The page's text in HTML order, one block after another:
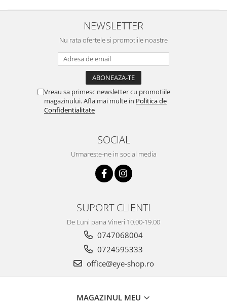
NEWSLETTER
Nu rata ofertele si promotiile noastre
Vreau sa primesc newsletter cu promotiile
magazinului. Afla mai multe in Politica de
Confidentialitate
SOCIAL
Urmareste-ne in social media
SUPORT CLIENTI
De Luni pana Vineri 10.00-19.00
0747068004
0724595333
office@eye-shop.ro
MAGAZINUL MEU